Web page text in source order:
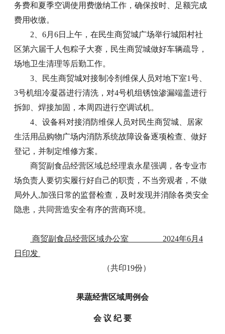
务费和夏季空调使用费缴纳工作，确保按时、足额完成
费用收缴。
2、6月6日上午，在民生商贸城广场举行城阳村社
区第六届千人包粽子大赛，民生商贸城做好车辆疏导，
场地卫生清理等后勤工作。
3、民生商贸城对接制冷剂维保人员对地下室1号、
3号机组冷凝器进行清洗，对4号机组锈蚀渗漏端盖进行
拆卸、焊接加固，本周四进行空调试机。
4、设备科对接消防维保人员对民生商贸城、居家
生活用品购物广场内消防系统故障设备逐项检查、做好
登记，并制定维修方案。
商贸副食品经营区域总经理袁永星强调，各专业市
场负责人要切实履行好自己的职责，不当旁观者，不做
局外人,加强日常的监督检查，及时发现并消除各类安全
隐患，共同营造安全有序的营商环境。
商贸副食品经营区域办公室 2024年6月4
日印发
（共印19份）
果蔬经营区域周例会
会 议 纪 要